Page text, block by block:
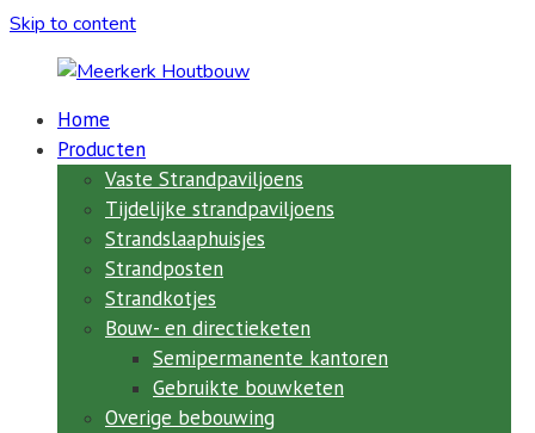
Skip to content
Meerkerk
Houtbouw
Home
Producten
Vaste Strandpaviljoens
Tijdelijke strandpaviljoens
Strandslaaphuisjes
Strandposten
Strandkotjes
Bouw- en directieketen
Semipermanente kantoren
Gebruikte bouwketen
Overige bebouwing